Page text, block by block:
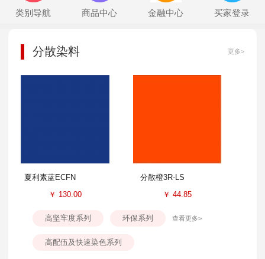
类别导航 商品中心 金融中心 买家登录
分散染料 更多>
夏利素蓝ECFN
￥ 130.00
分散橙3R-LS
￥ 44.85
高坚牢度系列 环保系列
高配伍及快速染色系列
查看更多>